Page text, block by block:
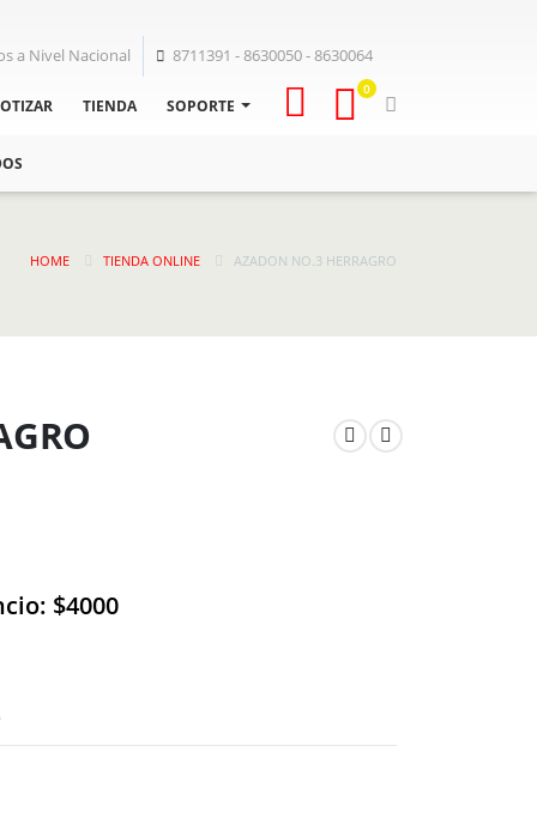
a Nivel Nacional 8711391 - 8630050 - 8630064
TIENDA SOPORTE
0
HOME TIENDA ONLINE AZADON NO.3 HERRAGRO
$4000